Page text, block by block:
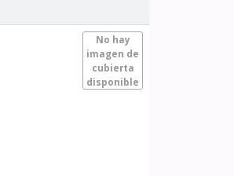
No hay
imagen de
cubierta
disponible